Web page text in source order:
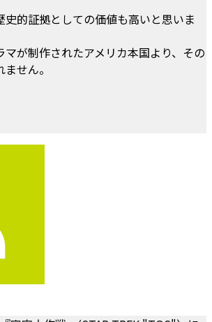
史的証拠としての価値も高いと思いま
マが制作されたアメリカ本国より、その
せん。